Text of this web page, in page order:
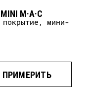
M·A·C
ПРИМЕРИТЬ